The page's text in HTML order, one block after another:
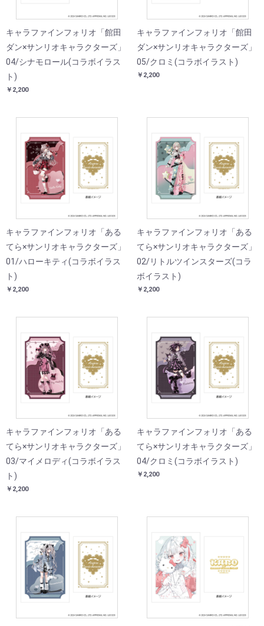
キャラファインフォリオ「館田
ダン×サンリオキャラクターズ」
04/シナモロール(コラボイラス
ト)
￥2,200
キャラファインフォリオ「館田
ダン×サンリオキャラクターズ」
05/クロミ(コラボイラスト)
￥2,200
キャラファインフォリオ「ある
てら×サンリオキャラクターズ」
01/ハローキティ(コラボイラス
ト)
￥2,200
キャラファインフォリオ「ある
てら×サンリオキャラクターズ」
02/リトルツインスターズ(コラ
ボイラスト)
￥2,200
キャラファインフォリオ「ある
てら×サンリオキャラクターズ」
03/マイメロディ(コラボイラス
ト)
￥2,200
キャラファインフォリオ「ある
てら×サンリオキャラクターズ」
04/クロミ(コラボイラスト)
￥2,200